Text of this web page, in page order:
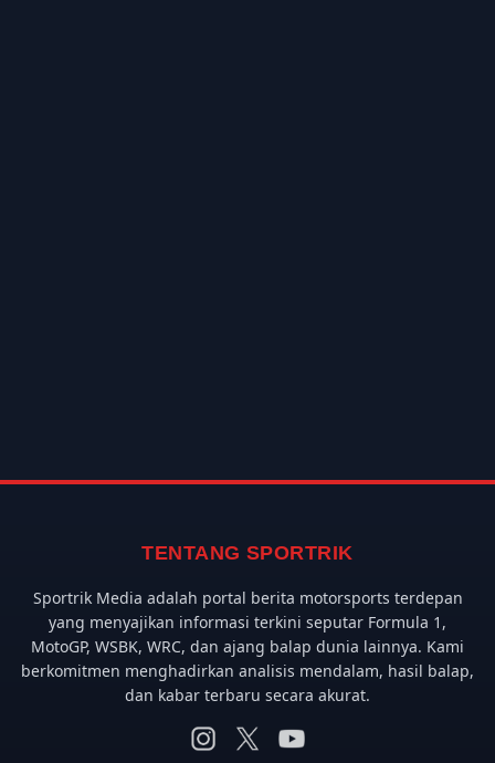
TENTANG SPORTRIK
Sportrik Media adalah portal berita motorsports terdepan
yang menyajikan informasi terkini seputar Formula 1,
MotoGP, WSBK, WRC, dan ajang balap dunia lainnya. Kami
berkomitmen menghadirkan analisis mendalam, hasil balap,
dan kabar terbaru secara akurat.